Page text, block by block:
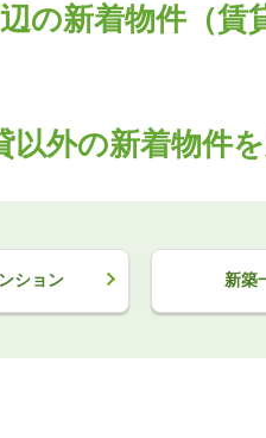
の新着物件（賃
以外の新着物件
ション 新築